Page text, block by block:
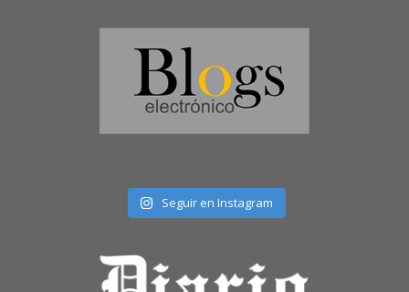
Seguir en Instagram